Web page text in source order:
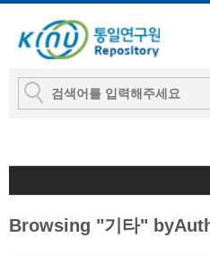
Browsing "기타"